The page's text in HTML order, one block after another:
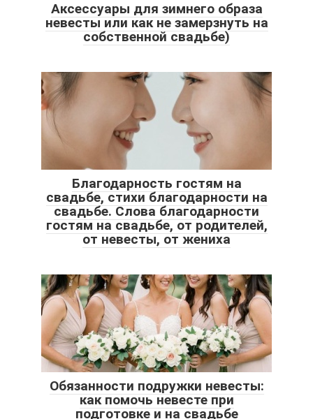
Аксессуары для зимнего образа
невесты или как не замерзнуть на
собственной свадьбе)
Благодарность гостям на
свадьбе, стихи благодарности на
свадьбе. Слова благодарности
гостям на свадьбе, от родителей,
от невесты, от жениха
Обязанности подружки невесты:
как помочь невесте при
подготовке и на свадьбе